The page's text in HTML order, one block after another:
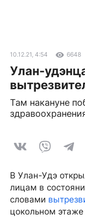
10.12.21, 4:54 6648
Улан-
Там накануне
В Улан-Удэ
лицам в
словами
цокольном